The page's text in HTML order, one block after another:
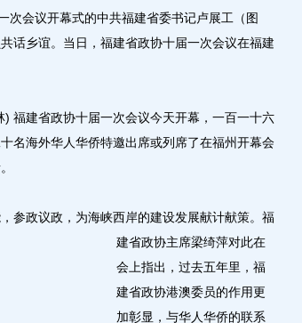
会议开幕式的中共福建省委书记卢展工（图
话乡谊。当日，福建省政协十届一次会议在福建
建省政协十届一次会议今天开幕，一百一十六
名海外华人华侨特邀出席或列席了在福州开幕会
政议政，为海峡西岸的建设发展献计献策。 福
建省政协主席梁绮萍对此在
会上指出，过去五年里，福
建省政协港澳委员的作用更
加彰显，与华人华侨的联系